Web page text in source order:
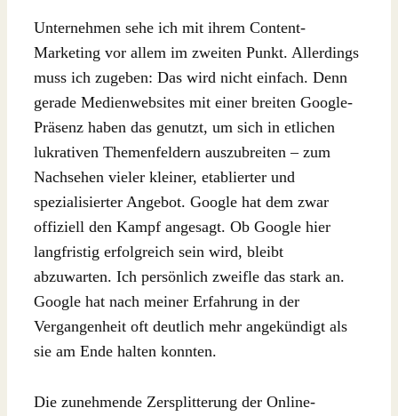
Unternehmen sehe ich mit ihrem Content-
Marketing vor allem im zweiten Punkt. Allerdings
muss ich zugeben: Das wird nicht einfach. Denn
gerade Medienwebsites mit einer breiten Google-
Präsenz haben das genutzt, um sich in etlichen
lukrativen Themenfeldern auszubreiten – zum
Nachsehen vieler kleiner, etablierter und
spezialisierter Angebot. Google hat dem zwar
offiziell den Kampf angesagt. Ob Google hier
langfristig erfolgreich sein wird, bleibt
abzuwarten. Ich persönlich zweifle das stark an.
Google hat nach meiner Erfahrung in der
Vergangenheit oft deutlich mehr angekündigt als
sie am Ende halten konnten.
Die zunehmende Zersplitterung der Online-